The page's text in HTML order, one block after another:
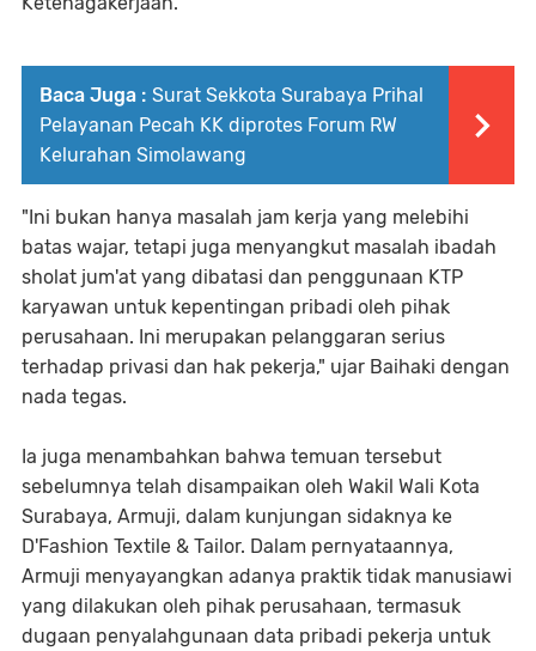
Baca Juga : Surat Sekkota Surabaya Prihal
Pelayanan Pecah KK diprotes Forum RW
Kelurahan Simolawang
"Ini bukan hanya masalah jam kerja yang melebihi
batas wajar, tetapi juga menyangkut masalah ibadah
sholat jum'at yang dibatasi dan penggunaan KTP
karyawan untuk kepentingan pribadi oleh pihak
perusahaan. Ini merupakan pelanggaran serius
terhadap privasi dan hak pekerja," ujar Baihaki dengan
nada tegas.
Ia juga menambahkan bahwa temuan tersebut
sebelumnya telah disampaikan oleh Wakil Wali Kota
Surabaya, Armuji, dalam kunjungan sidaknya ke
D'Fashion Textile & Tailor. Dalam pernyataannya,
Armuji menyayangkan adanya praktik tidak manusiawi
yang dilakukan oleh pihak perusahaan, termasuk
dugaan penyalahgunaan data pribadi pekerja untuk